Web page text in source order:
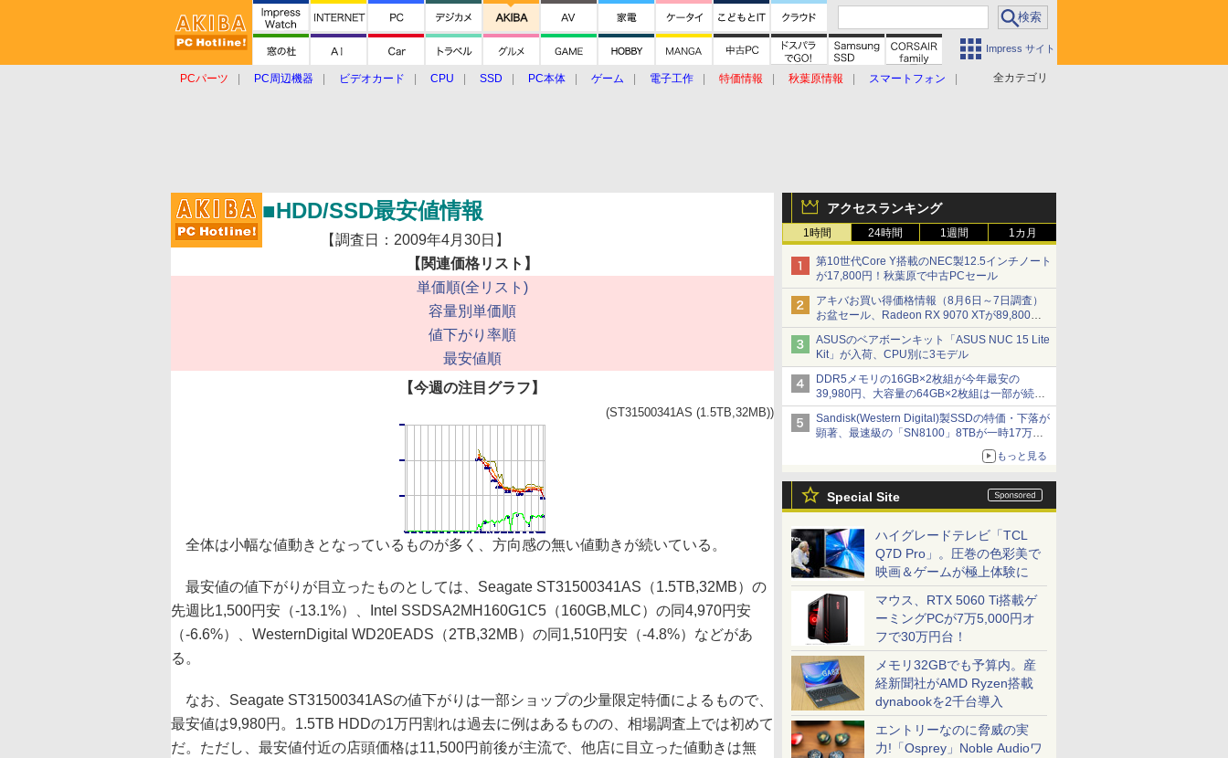
Impress サイト
全カテゴリ
PCパーツ PC周辺機器 ビデオカード CPU SSD PC本体 ゲーム 電子工作 特価情報 秋葉原情報
スマートフォン
アクセスランキング
1時間 24時間 1週間 1カ月
第10世代Core Y搭載のNEC製12.5インチノート
が17,800円！秋葉原で中古PCセール
アキバお買い得価格情報（8月6日～7日調査）
お盆セール、Radeon RX 9070 XTが89,800
円、水平周波数24.8kHz対応の17型モニターが
9,801円、暑さ指数連動セール ほか
ASUSのベアボーンキット「ASUS NUC 15 Lite
Kit」が入荷、CPU別に3モデル
DDR5メモリの16GB×2枚組が今年最安の
39,980円、大容量の64GB×2枚組は一部が続騰
[8月前半のメモリ価格]
Sandisk(Western Digital)製SSDの特価・下落が
顕著、最速級の「SN8100」8TBが一時17万円
もっと見る
Special Site
ハイグレードテレビ「TCL
Q7D Pro」。圧巻の色彩美で
映画＆ゲームが極上体験に
マウス、RTX 5060 Ti搭載ゲ
ーミングPCが7万5,000円オ
フで30万円台！
メモリ32GBでも予算内。産
経新聞社がAMD Ryzen搭載
dynabookを2千台導入
エントリーなのに脅威の実
力!「Osprey」Noble Audioワ
■HDD/SSD最安値情報
【調査日：2009年4月30日】
【関連価格リスト】
単価順(全リスト)
容量別単価順
値下がり率順
最安値順
【今週の注目グラフ】
(ST31500341AS (1.5TB,32MB))
全体は小幅な値動きとなっているものが多く、方向感の無い値動きが続いている。
最安値の値下がりが目立ったものとしては、Seagate ST31500341AS（1.5TB,32MB）の
先週比1,500円安（-13.1%）、Intel SSDSA2MH160G1C5（160GB,MLC）の同4,970円安
（-6.6%）、WesternDigital WD20EADS（2TB,32MB）の同1,510円安（-4.8%）などがあ
る。
なお、Seagate ST31500341ASの値下がりは一部ショップの少量限定特価によるもので、
最安値は9,980円。1.5TB HDDの1万円割れは過去に例はあるものの、相場調査上では初めて
だ。ただし、最安値付近の店頭価格は11,500円前後が主流で、他店に目立った値動きは無